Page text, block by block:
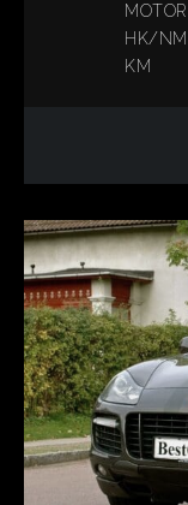
MOTOR
HK/NM
KM